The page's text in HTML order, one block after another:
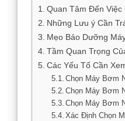
Quan Tâm Đến
Những Lưu ý Cần
Mẹo Bảo Dưỡng
Tầm Quan Trọng
Các Yếu Tố Cần
Chọn Máy Bơm
Chọn Máy Bơm
Chọn Máy Bơm
Xác Định Chọn